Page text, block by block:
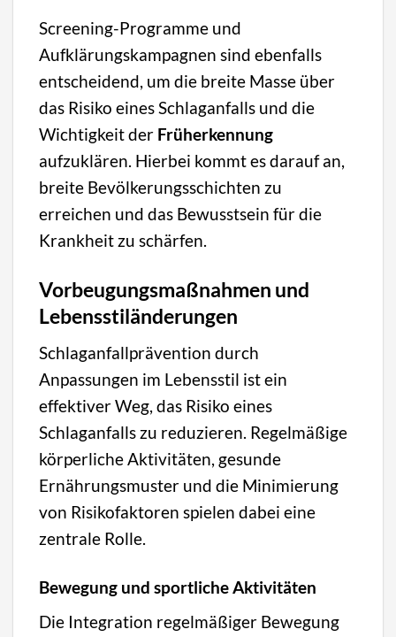
Screening-Programme und
Aufklärungskampagnen sind ebenfalls
entscheidend, um die breite Masse über
das Risiko eines Schlaganfalls und die
Wichtigkeit der Früherkennung
aufzuklären. Hierbei kommt es darauf an,
breite Bevölkerungsschichten zu
erreichen und das Bewusstsein für die
Krankheit zu schärfen.
Vorbeugungsmaßnahmen und
Lebensstiländerungen
Schlaganfallprävention durch
Anpassungen im Lebensstil ist ein
effektiver Weg, das Risiko eines
Schlaganfalls zu reduzieren. Regelmäßige
körperliche Aktivitäten, gesunde
Ernährungsmuster und die Minimierung
von Risikofaktoren spielen dabei eine
zentrale Rolle.
Bewegung und sportliche Aktivitäten
Die Integration regelmäßiger Bewegung